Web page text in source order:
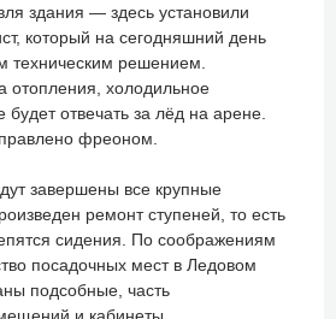
здания — здесь установили
который на сегодняшний день
техническим решением.
отопления, холодильное
отвечать за лёд на арене.
фреоном.
завершены все крупные
ремонт ступеней, то есть
сидения. По соображениям
посадочных мест в Ледовом
подсобные, часть
и кабинеты.